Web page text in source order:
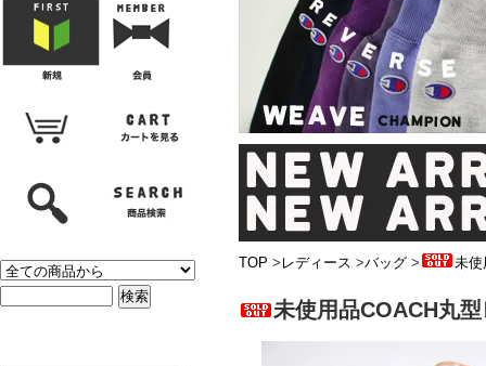
TOP > レディース >バッグ > 未使
未使用品COACH丸